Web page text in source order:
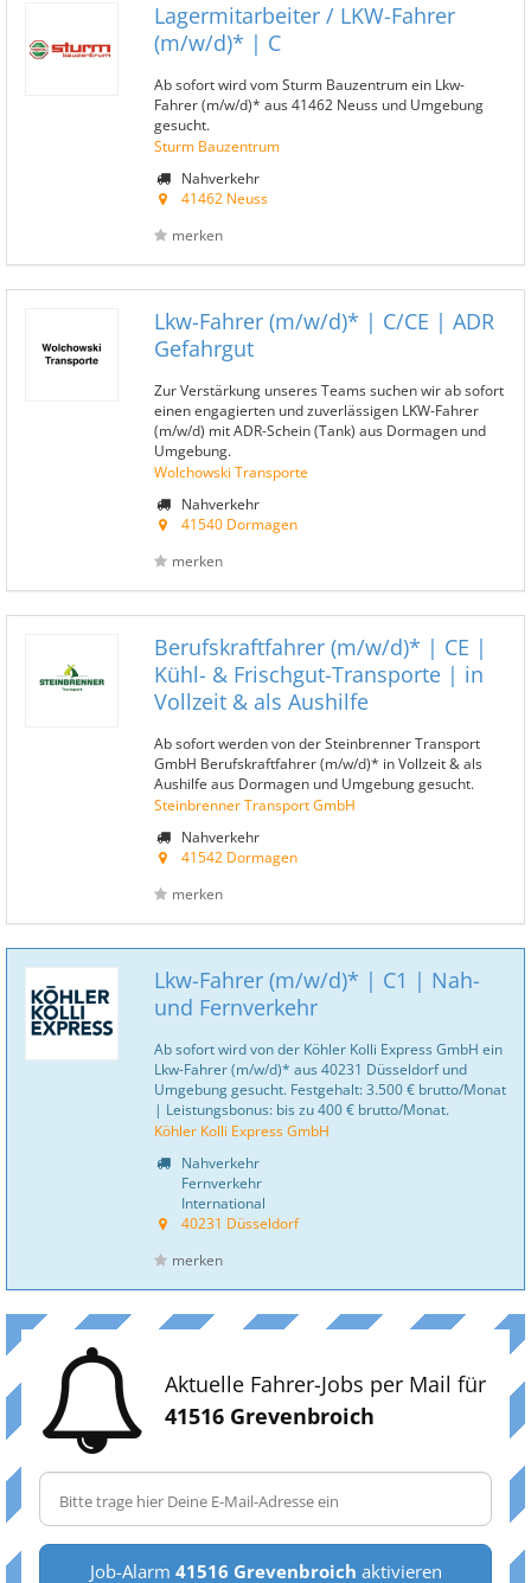
Lagermitarbeiter / LKW-Fahrer
(m/w/d)* | C
Ab sofort wird vom Sturm Bauzentrum ein Lkw-
Fahrer (m/w/d)* aus 41462 Neuss und Umgebung
gesucht.
Sturm Bauzentrum
Nahverkehr
41462 Neuss
merken
Lkw-Fahrer (m/w/d)* | C/CE | ADR
Gefahrgut
Zur Verstärkung unseres Teams suchen wir ab sofort
einen engagierten und zuverlässigen LKW-Fahrer
(m/w/d) mit ADR-Schein (Tank) aus Dormagen und
Umgebung.
Wolchowski Transporte
Nahverkehr
41540 Dormagen
merken
Berufskraftfahrer (m/w/d)* | CE |
Kühl- & Frischgut-Transporte | in
Vollzeit & als Aushilfe
Ab sofort werden von der Steinbrenner Transport
GmbH Berufskraftfahrer (m/w/d)* in Vollzeit & als
Aushilfe aus Dormagen und Umgebung gesucht.
Steinbrenner Transport GmbH
Nahverkehr
41542 Dormagen
merken
Lkw-Fahrer (m/w/d)* | C1 | Nah-
und Fernverkehr
Ab sofort wird von der Köhler Kolli Express GmbH ein
Lkw-Fahrer (m/w/d)* aus 40231 Düsseldorf und
Umgebung gesucht. Festgehalt: 3.500 € brutto/Monat
| Leistungsbonus: bis zu 400 € brutto/Monat.
Köhler Kolli Express GmbH
Nahverkehr
Fernverkehr
International
40231 Düsseldorf
merken
Aktuelle Fahrer-Jobs per Mail für
41516 Grevenbroich
Job-Alarm 41516 Grevenbroich aktivieren